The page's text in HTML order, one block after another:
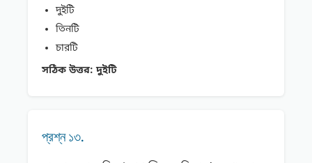
দুইটি
তিনটি
চারটি
সঠিক উত্তর: দুইটি
প্রশ্ন ১৩.